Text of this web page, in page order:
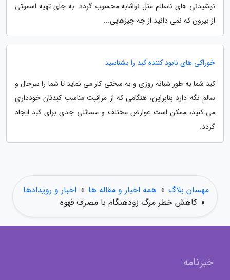
نوشیدنی های ناسالم مثل نوشابه محسوب گردد. به جای تهیه اسموتی
از بیرون که نمی دانید از چه چیزهایی...
خوراکی های نابود کننده کبد را بشناسید
کبد شما به طور شبانه روزی و به سختی کار می نماید تا شما را سرحال و
سالم نگه دارد بنابراین، هنگامی که از مراقبت مناسب کبدتان خودداری
می کنید، ممکن است عوارض مختلف و مسائلی جدی برای کبد ایجاد
گردد.
مهسان بلاگ » همه اخبار و مقاله ها » اخبار و رویدادها
» کاهش خطر مرگ زودهنگام با مصرف قهوه
خبرنامه